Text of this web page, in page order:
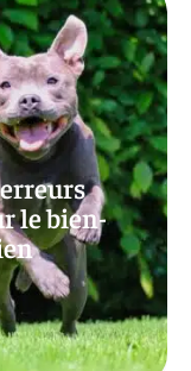
le bien-